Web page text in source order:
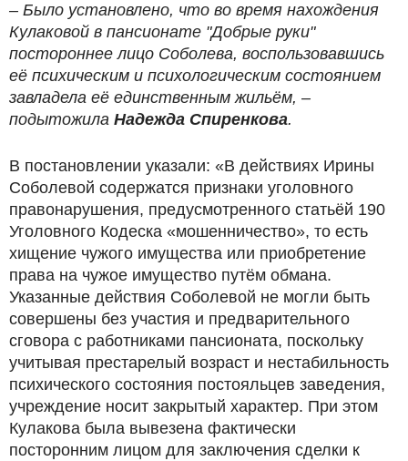
– Было установлено, что во время нахождения
Кулаковой в пансионате "Добрые руки"
постороннее лицо Соболева, воспользовавшись
её психическим и психологическим состоянием
завладела её единственным жильём, –
подытожила Надежда Спиренкова.
В постановлении указали: «В действиях Ирины
Соболевой содержатся признаки уголовного
правонарушения, предусмотренного статьёй 190
Уголовного Кодеска «мошенничество», то есть
хищение чужого имущества или приобретение
права на чужое имущество путём обмана.
Указанные действия Соболевой не могли быть
совершены без участия и предварительного
сговора с работниками пансионата, поскольку
учитывая престарелый возраст и нестабильность
психического состояния постояльцев заведения,
учреждение носит закрытый характер. При этом
Кулакова была вывезена фактически
посторонним лицом для заключения сделки к